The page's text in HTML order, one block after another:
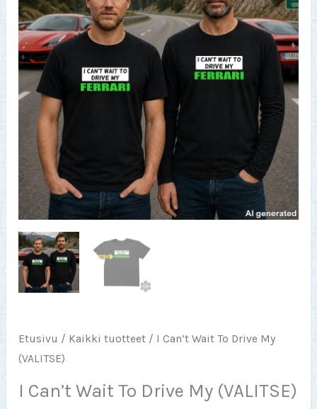
Etusivu / Kaikki tuotteet / I Can’t Wait To Drive My
(VALITSE)
I Can’t Wait To Drive My (VALITSE)